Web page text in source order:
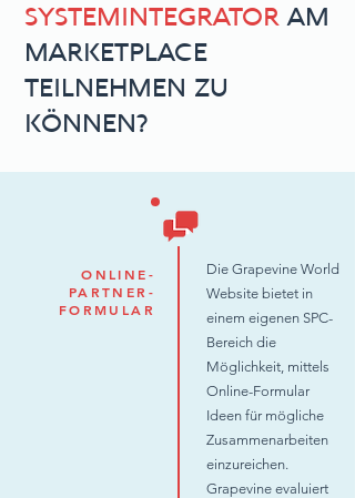
SYSTEMINTEGRATOR AM
MARKETPLACE
TEILNEHMEN ZU
KÖNNEN?
ONLINE-
PARTNER-
FORMULAR
Die Grapevine World
Website bietet in
einem eigenen SPC-
Bereich die
Möglichkeit, mittels
Online-Formular
Ideen für mögliche
Zusammenarbeiten
einzureichen.
Grapevine evaluiert